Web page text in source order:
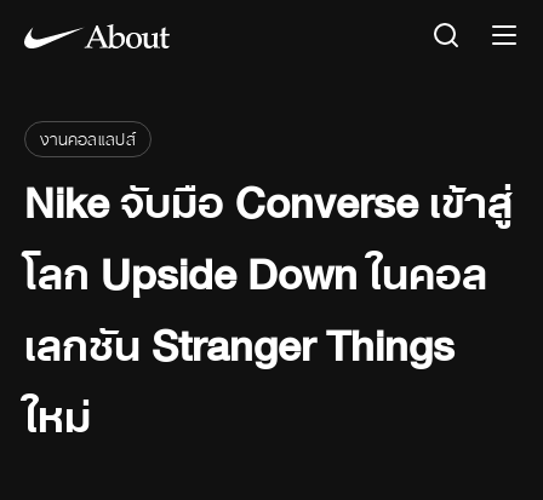
งานคอลแลปส์
Nike จับมือ Converse เข้าสู่
โลก Upside Down ในคอล
เลกชัน Stranger Things
ใหม่